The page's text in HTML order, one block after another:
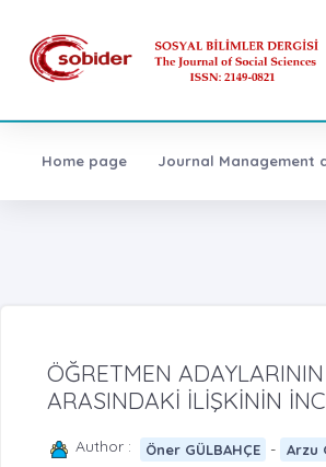
Home page Journal Management
ÖĞRETMEN
ARASINDAKİ İLİŞKİNİN
Author : Öner GÜLBAHÇE - Arzu